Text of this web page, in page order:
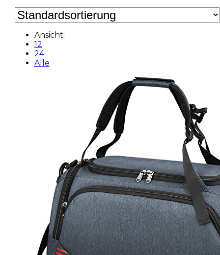
Ansicht:
12
24
Alle